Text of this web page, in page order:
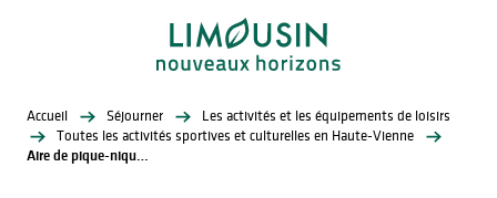
Accueil Séjourner
Les activités et les équipements de loisirs
Toutes les activités sportives et culturelles en Haute-Vienne
Aire de pique-nique de Notre-Dame-du-Pont